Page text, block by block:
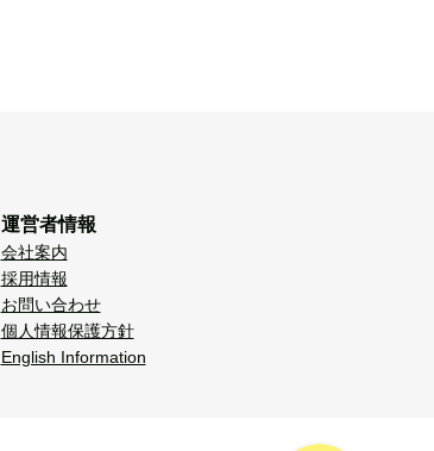
運営者情報
会社案内
採用情報
お問い合わせ
個人情報保護方針
English Information